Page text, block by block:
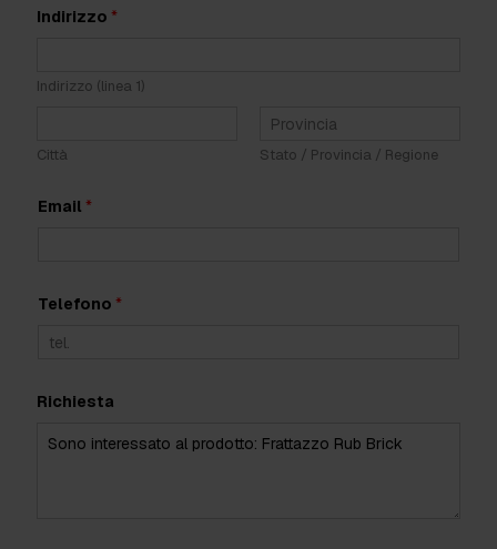
i
à
Indirizzo *
Indirizzo (linea 1)
Città Stato / Provincia / Regione
Email *
Telefono *
Richiesta